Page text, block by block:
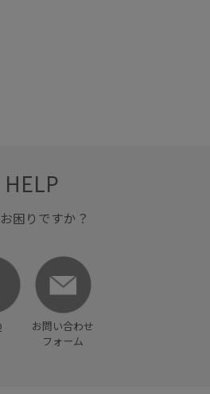
HELP
困りですか？
お問い合わせ
フォーム